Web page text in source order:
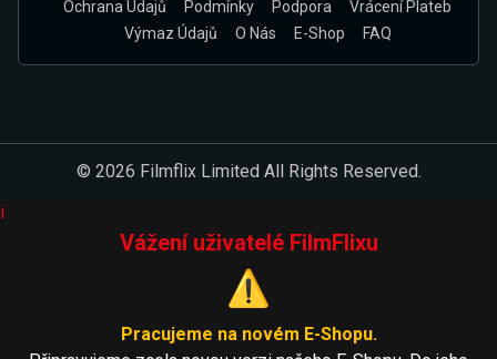
Ochrana Údajů Podmínky Podpora
Vrácení Plateb
Výmaz Údajů
O Nás E-Shop FAQ
© 2026 Filmflix Limited All Rights Reserved.
i
Vážení uživatelé FilmFlixu
⚠️
Pracujeme na novém E-Shopu.